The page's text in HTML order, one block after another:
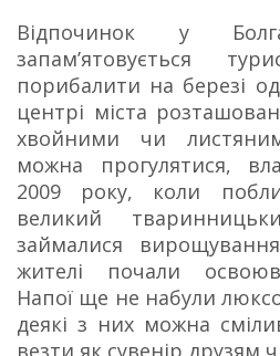
Відпочинок у
запам’ятовується
порибалити на березі
центрі міста
хвойними чи
можна прогулятися,
2009 року, коли
великий
займалися
жителі почали
Напої ще не набули
деякі з них можна
везти як сувенір друзям